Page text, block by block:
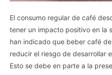
El consumo regular de café
tener un impacto positivo en la
han indicado que beber café
reducir el riesgo de desarrollar
Esto se debe en parte a la